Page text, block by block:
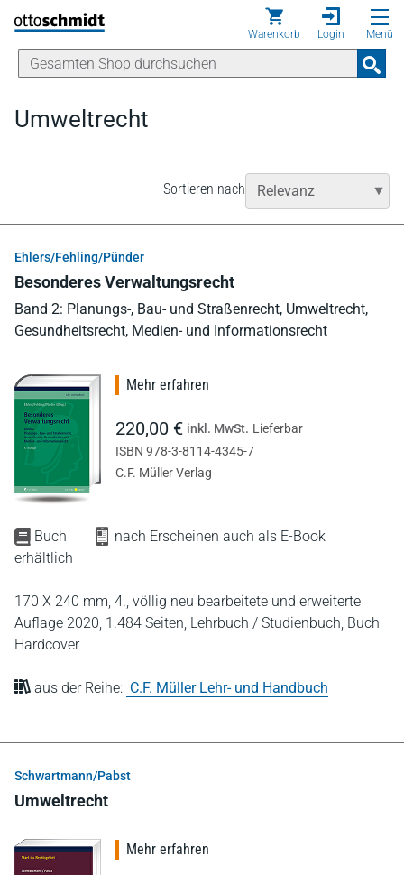
Direkt zum Inhalt
Warenkorb Login Menü
Umweltrecht
Sortieren nach
Ehlers/Fehling/Pünder
Besonderes Verwaltungsrecht
Band 2: Planungs-, Bau- und Straßenrecht, Umweltrecht,
Gesundheitsrecht, Medien- und Informationsrecht
Buch
nach Erscheinen auch als E-Book
erhältlich
170 X 240 mm, 4., völlig neu bearbeitete und erweiterte
Auflage 2020, 1.484 Seiten, Lehrbuch / Studienbuch, Buch
Hardcover
aus der Reihe: C.F. Müller Lehr- und Handbuch
Mehr erfahren
220,00 € inkl. MwSt. Lieferbar
ISBN 978-3-8114-4345-7
C.F. Müller Verlag
Schwartmann/Pabst
Umweltrecht
Mehr erfahren